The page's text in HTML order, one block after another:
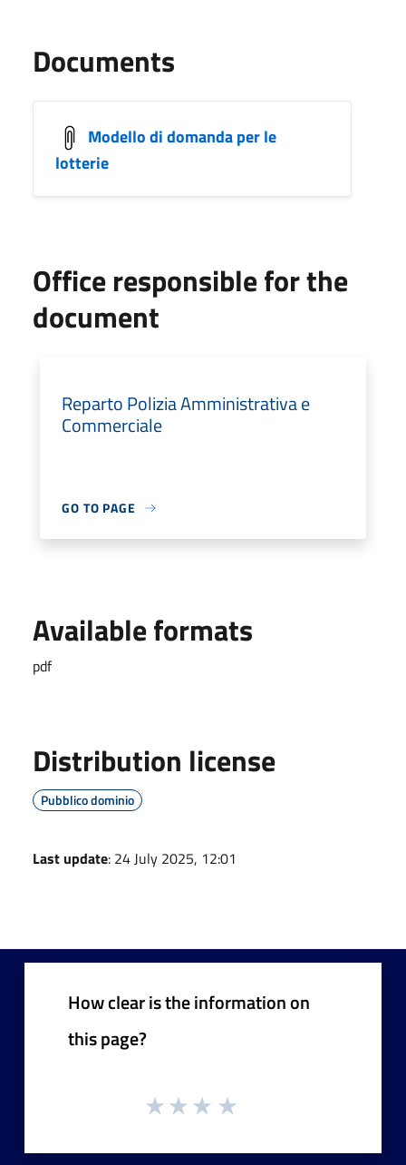
Documents
Modello di domanda per le
lotterie
Office responsible for the
document
Reparto Polizia Amministrativa e
Commerciale
GO TO PAGE
Available formats
pdf
Distribution license
Pubblico dominio
Last update: 24 July 2025, 12:01
How clear is the information on
this page?